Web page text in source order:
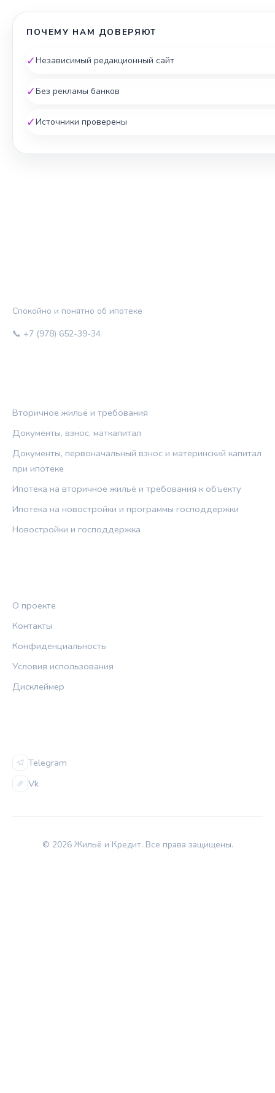
ПОЧЕМУ НАМ ДОВЕРЯЮТ
✓Независимый редакционный сайт
✓Без рекламы банков
✓Источники проверены
Спокойно и понятно об ипотеке
📞 +7 (978) 652-39-34
Вторичное жильё и требования
Документы, взнос, маткапитал
Документы, первоначальный взнос и материнский капитал
при ипотеке
Ипотека на вторичное жильё и требования к объекту
Ипотека на новостройки и программы господдержки
Новостройки и господдержка
О проекте
Контакты
Конфиденциальность
Условия использования
Дисклеймер
Telegram
Vk
© 2026 Жильё и Кредит. Все права защищены.